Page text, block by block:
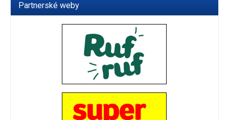
Partnerské weby